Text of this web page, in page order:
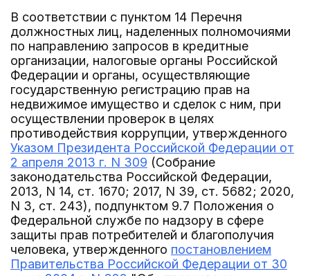
В соответствии с пунктом 14 Перечня
должностных лиц, наделенных полномочиями
по направлению запросов в кредитные
организации, налоговые органы Российской
Федерации и органы, осуществляющие
государственную регистрацию прав на
недвижимое имущество и сделок с ним, при
осуществлении проверок в целях
противодействия коррупции, утвержденного
Указом Президента Российской Федерации от
2 апреля 2013 г. N 309 (Собрание
законодательства Российской Федерации,
2013, N 14, ст. 1670; 2017, N 39, ст. 5682; 2020,
N 3, ст. 243), подпунктом 9.7 Положения о
Федеральной службе по надзору в сфере
защиты прав потребителей и благополучия
человека, утвержденного постановлением
Правительства Российской Федерации от 30